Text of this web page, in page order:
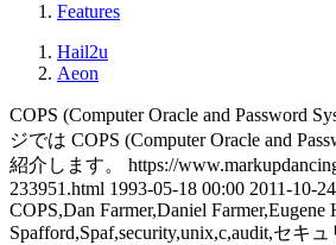
Features
Hail2u
Aeon
COPS (Computer Oracle and Password
ジでは COPS (Computer Oracle and
紹介します。
https://
233951.html 1993-05-18 00:00 2011-10-
COPS,Dan Farmer,Daniel Farmer,Eugene
Spafford,Spaf,security,unix,c,audit,セキ